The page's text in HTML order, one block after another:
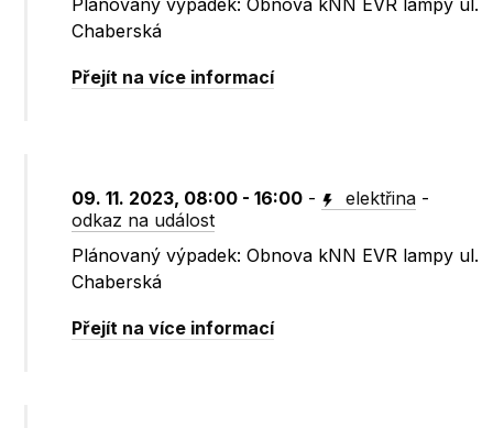
Plánovaný výpadek: Obnova kNN EVR lampy ul.
Chaberská
Přejít na více informací
09. 11. 2023, 08:00 - 16:00 - elektřina -
odkaz na událost
Plánovaný výpadek: Obnova kNN EVR lampy ul.
Chaberská
Přejít na více informací